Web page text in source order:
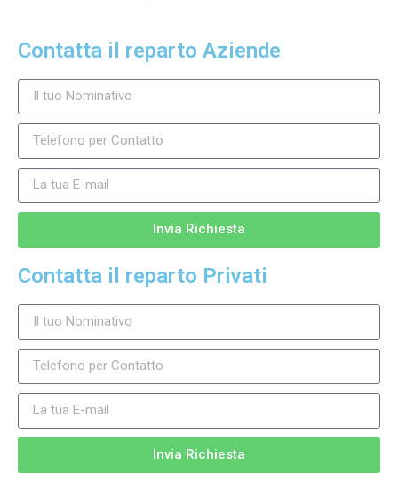
Contatta il reparto Aziende
Invia Richiesta
Contatta il reparto Privati
Invia Richiesta